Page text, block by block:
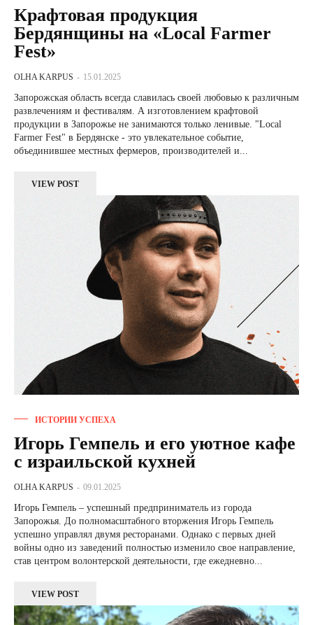
Крафтовая продукция
Бердянщины на «Local Farmer
Fest»
OLHA KARPUS - 15.01.2025
Запорожская область всегда славилась своей любовью к различным
развлечениям и фестивалям. А изготовлением крафтовой
продукции в Запорожье не занимаются только ленивые. "Local
Farmer Fest" в Бердянске - это увлекательное событие,
объединившее местных фермеров, производителей и...
VIEW POST
ИСТОРИИ УСПЕХА
Игорь Гемпель и его уютное кафе
с израильской кухней
OLHA KARPUS - 09.01.2025
Игорь Гемпель – успешный предприниматель из города
Запорожья. До полномасштабного вторжения Игорь Гемпель
успешно управлял двумя ресторанами. Однако с первых дней
войны одно из заведений полностью изменило свое направление,
став центром волонтерской деятельности, где ежедневно...
VIEW POST